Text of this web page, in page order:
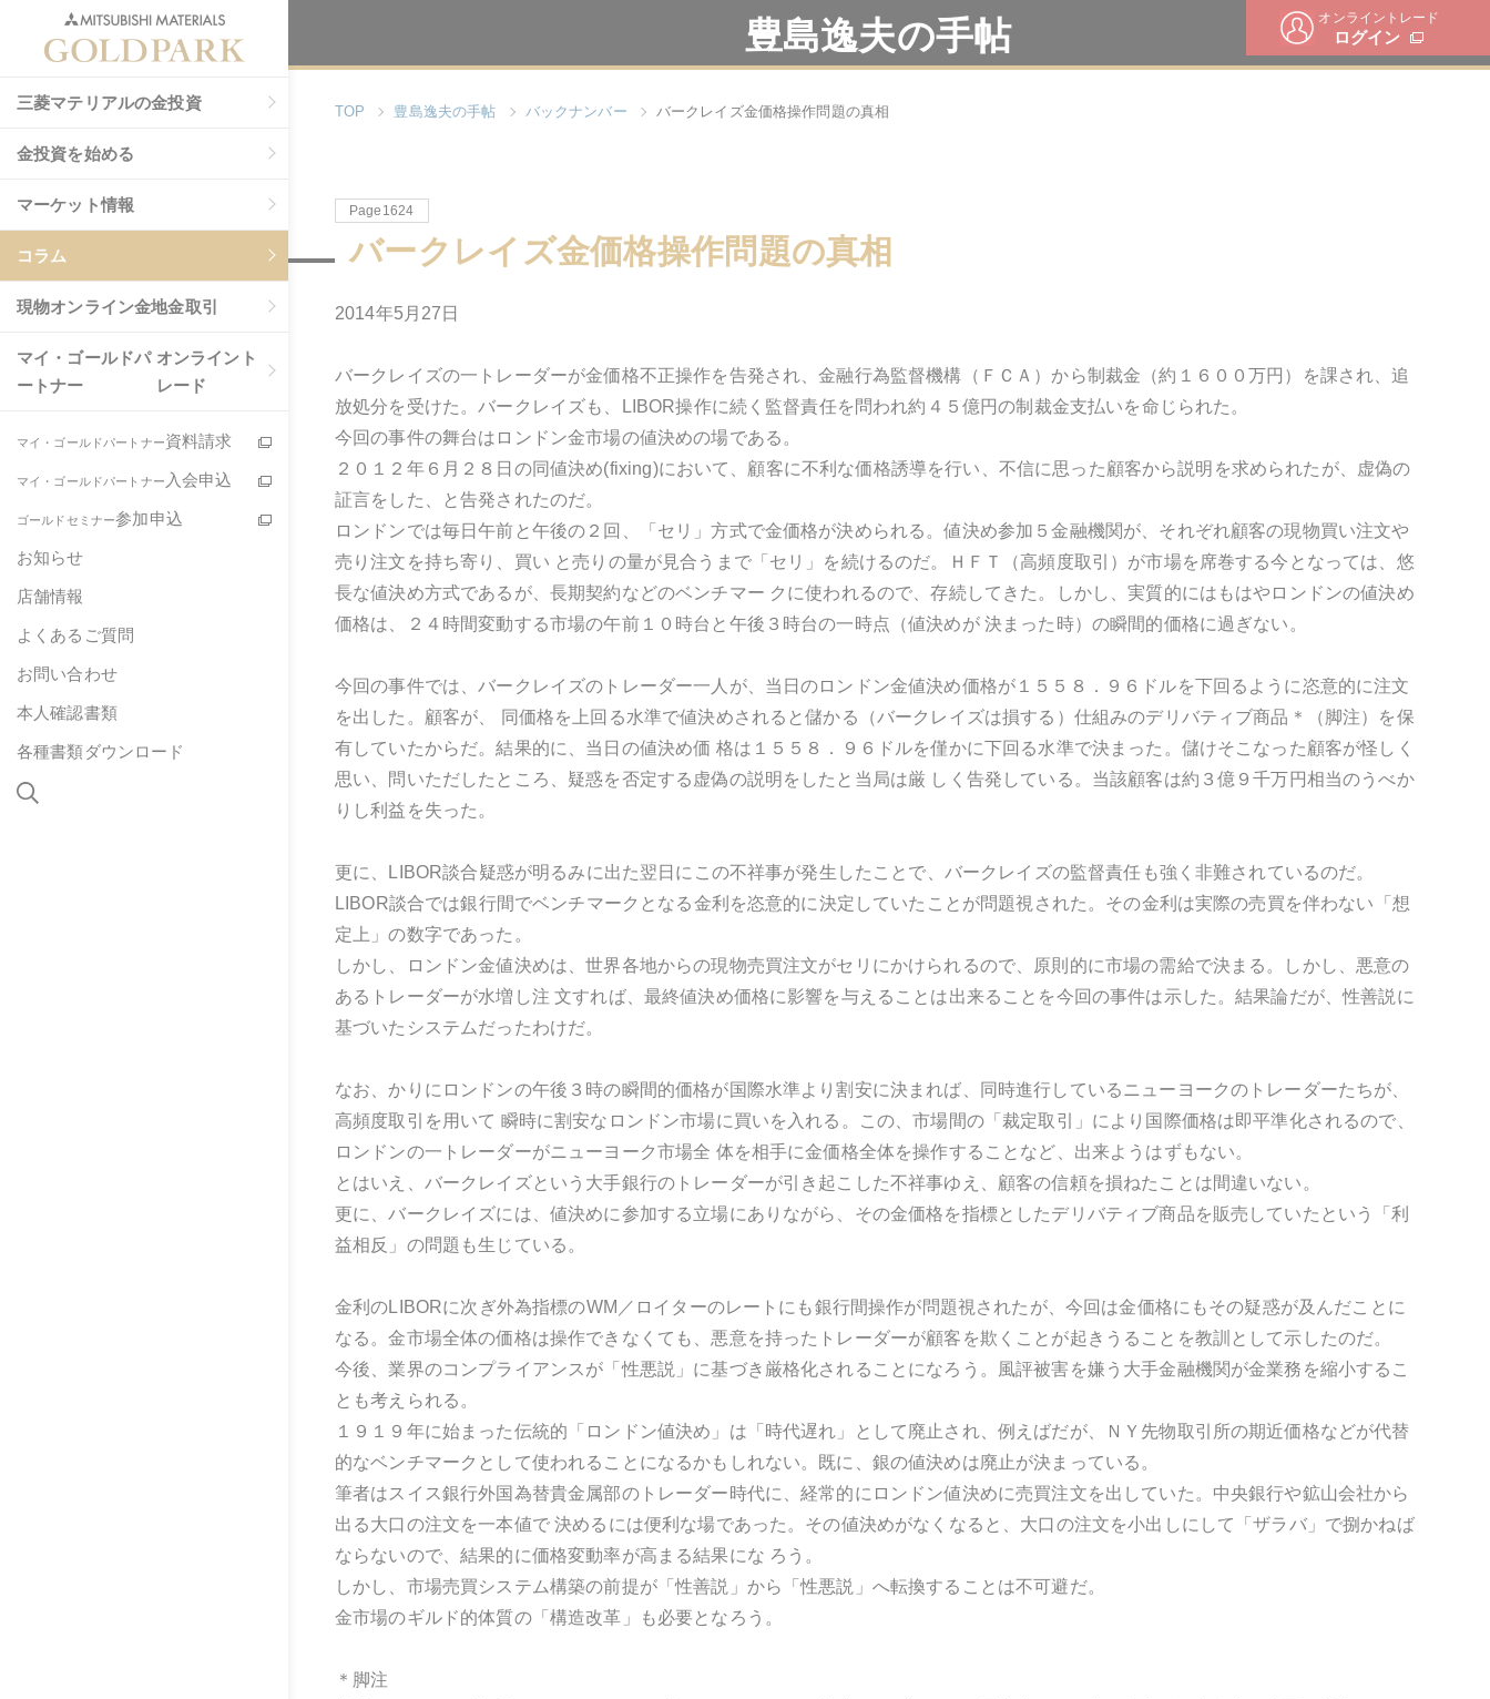
オンライントレード
ログイン
三菱マテリアルの金投資
金投資を始める
マーケット情報
コラム
現物オンライン金地金取引
マイ・ゴールドパ
ートナー
オンライント
レード
マイ・ゴールドパートナー資料請求
マイ・ゴールドパートナー 入会申込
ゴールドセミナー参加申込
お知らせ
店舗情報
よくあるご質問
お問い合わせ
本人確認書類
各種書類ダウンロード
豊島逸夫の手帖
TOP 豊島逸夫の手帖 バックナンバー バークレイズ金価格操作問題の真相
Page1624
バークレイズ金価格操作問題の真相
2014年5月27日
バークレイズの一トレーダーが金価格不正操作を告発され、金融行為監督機構（ＦＣＡ）から制裁金（約１６００万円）を課され、追
放処分を受けた。バークレイズも、LIBOR操作に続く監督責任を問われ約４５億円の制裁金支払いを命じられた。
今回の事件の舞台はロンドン金市場の値決めの場である。
２０１２年６月２８日の同値決め(fixing)において、顧客に不利な価格誘導を行い、不信に思った顧客から説明を求められたが、虚偽の
証言をした、と告発されたのだ。
ロンドンでは毎日午前と午後の２回、「セリ」方式で金価格が決められる。値決め参加５金融機関が、それぞれ顧客の現物買い注文や
売り注文を持ち寄り、買い と売りの量が見合うまで「セリ」を続けるのだ。ＨＦＴ（高頻度取引）が市場を席巻する今となっては、悠
長な値決め方式であるが、長期契約などのベンチマー クに使われるので、存続してきた。しかし、実質的にはもはやロンドンの値決め
価格は、２４時間変動する市場の午前１０時台と午後３時台の一時点（値決めが 決まった時）の瞬間的価格に過ぎない。
今回の事件では、バークレイズのトレーダー一人が、当日のロンドン金値決め価格が１５５８．９６ドルを下回るように恣意的に注文
を出した。顧客が、 同価格を上回る水準で値決めされると儲かる（バークレイズは損する）仕組みのデリバティブ商品＊（脚注）を保
有していたからだ。結果的に、当日の値決め価 格は１５５８．９６ドルを僅かに下回る水準で決まった。儲けそこなった顧客が怪しく
思い、問いただしたところ、疑惑を否定する虚偽の説明をしたと当局は厳 しく告発している。当該顧客は約３億９千万円相当のうべか
りし利益を失った。
更に、LIBOR談合疑惑が明るみに出た翌日にこの不祥事が発生したことで、バークレイズの監督責任も強く非難されているのだ。
LIBOR談合では銀行間でベンチマークとなる金利を恣意的に決定していたことが問題視された。その金利は実際の売買を伴わない「想
定上」の数字であった。
しかし、ロンドン金値決めは、世界各地からの現物売買注文がセリにかけられるので、原則的に市場の需給で決まる。しかし、悪意の
あるトレーダーが水増し注 文すれば、最終値決め価格に影響を与えることは出来ることを今回の事件は示した。結果論だが、性善説に
基づいたシステムだったわけだ。
なお、かりにロンドンの午後３時の瞬間的価格が国際水準より割安に決まれば、同時進行しているニューヨークのトレーダーたちが、
高頻度取引を用いて 瞬時に割安なロンドン市場に買いを入れる。この、市場間の「裁定取引」により国際価格は即平準化されるので、
ロンドンの一トレーダーがニューヨーク市場全 体を相手に金価格全体を操作することなど、出来ようはずもない。
とはいえ、バークレイズという大手銀行のトレーダーが引き起こした不祥事ゆえ、顧客の信頼を損ねたことは間違いない。
更に、バークレイズには、値決めに参加する立場にありながら、その金価格を指標としたデリバティブ商品を販売していたという「利
益相反」の問題も生じている。
金利のLIBORに次ぎ外為指標のWM／ロイターのレートにも銀行間操作が問題視されたが、今回は金価格にもその疑惑が及んだことに
なる。金市場全体の価格は操作できなくても、悪意を持ったトレーダーが顧客を欺くことが起きうることを教訓として示したのだ。
今後、業界のコンプライアンスが「性悪説」に基づき厳格化されることになろう。風評被害を嫌う大手金融機関が金業務を縮小するこ
とも考えられる。
１９１９年に始まった伝統的「ロンドン値決め」は「時代遅れ」として廃止され、例えばだが、ＮＹ先物取引所の期近価格などが代替
的なベンチマークとして使われることになるかもしれない。既に、銀の値決めは廃止が決まっている。
筆者はスイス銀行外国為替貴金属部のトレーダー時代に、経常的にロンドン値決めに売買注文を出していた。中央銀行や鉱山会社から
出る大口の注文を一本値で 決めるには便利な場であった。その値決めがなくなると、大口の注文を小出しにして「ザラバ」で捌かねば
ならないので、結果的に価格変動率が高まる結果にな ろう。
しかし、市場売買システム構築の前提が「性善説」から「性悪説」へ転換することは不可避だ。
金市場のギルド的体質の「構造改革」も必要となろう。
＊脚注